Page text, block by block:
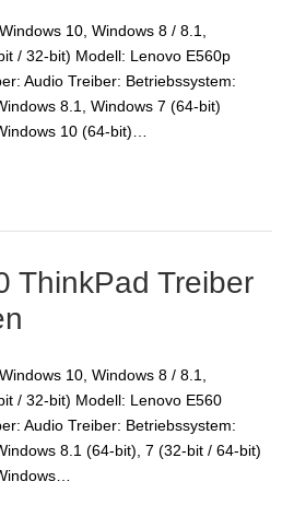
10, Windows 8 / 8.1,
/ 32-bit) Modell: Lenovo E560p
Audio Treiber: Betriebssystem:
8.1, Windows 7 (64-bit)
10 (64-bit)…
ThinkPad Treiber
10, Windows 8 / 8.1,
/ 32-bit) Modell: Lenovo E560
Audio Treiber: Betriebssystem:
8.1 (64-bit), 7 (32-bit / 64-bit)